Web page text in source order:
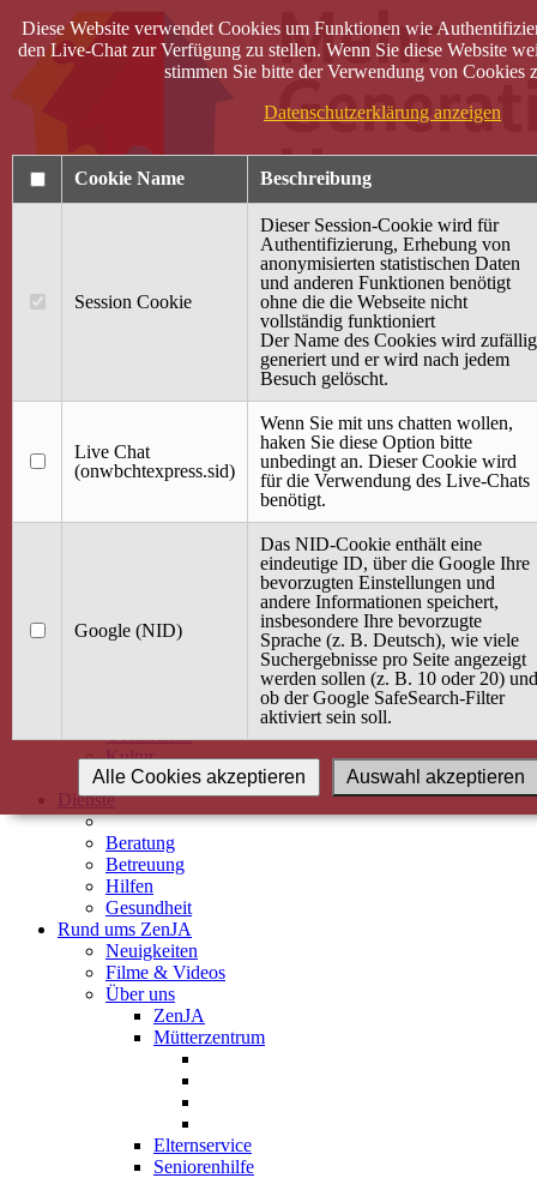
40 Jahre Mütterzentrum
Terminkalender
Gemeinsam aktiv
Gemeinsam unterwegs
wirFAIRändern
Angebot / Kurs suchen
Babybauch & Elternschaft
Gesundheit
Kultur
Alle Kurse
Dienste
Beratung
Betreuung
Hilfen
Gesundheit
Rund ums ZenJA
Neuigkeiten
Filme & Videos
Über uns
ZenJA
Mütterzentrum
Elternservice
Seniorenhilfe
Diese Website verwendet Cookies um Funktionen wie
den Live-Chat zur Verfügung zu stellen. Wenn Sie diese Website
stimmen Sie bitte der Verwendung von Cookies
Datenschutzerklärung anzeigen
Cookie Name Beschreibung
Session Cookie
Dieser Session-Cookie wird für
Authentifizierung, Erhebung von
anonymisierten statistischen Daten
und anderen Funktionen benötigt
ohne die die Webseite nicht
vollständig funktioniert
Der Name des Cookies wird zufällig
generiert und er wird nach jedem
Besuch gelöscht.
Live Chat
(onwbchtexpress.sid)
Wenn Sie mit uns chatten wollen,
haken Sie diese Option bitte
unbedingt an. Dieser Cookie wird
für die Verwendung des Live-Chats
benötigt.
Google (NID)
Das NID-Cookie enthält eine
eindeutige ID, über die Google Ihre
bevorzugten Einstellungen und
andere Informationen speichert,
insbesondere Ihre bevorzugte
Sprache (z. B. Deutsch), wie viele
Suchergebnisse pro Seite angezeigt
werden sollen (z. B. 10 oder 20) und
ob der Google SafeSearch-Filter
aktiviert sein soll.
Auswahl akzeptieren
Alle Cookies akzeptieren